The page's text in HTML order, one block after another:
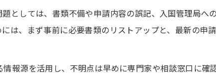
語対応窓口の選び方
代替窓口の探し方
ながらない場合の対処法
としては、書類不備や申請内容の誤記、入国管理局へ
は、まず事前に必要書類のリストアップと、最新の申
報源を活用し、不明点は早めに専門家や相談窓口に確